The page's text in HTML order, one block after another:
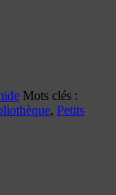
Mots clés :
, Petits